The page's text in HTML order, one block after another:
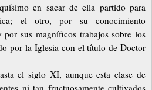
en sacar de ella partido para
el otro, por su conocimiento
sus magníficos trabajos sobre los
por la Iglesia con el título de Doctor
el siglo XI, aunque esta clase de
ni tan fructuosamente cultivados